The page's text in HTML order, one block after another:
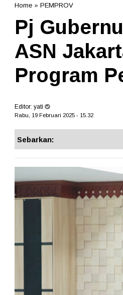
Home » PEMPROV
Pj
ASN
Program
Editor: yati
Rabu, 19 Februari 2025 - 15.32
Sebarkan: